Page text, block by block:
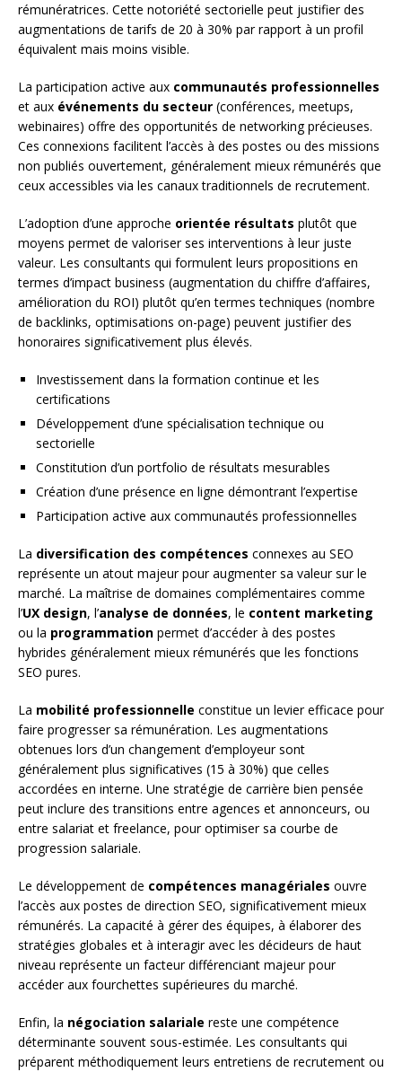
rémunératrices. Cette notoriété sectorielle peut justifier des
augmentations de tarifs de 20 à 30% par rapport à un profil
équivalent mais moins visible.
La participation active aux communautés professionnelles
et aux événements du secteur (conférences, meetups,
webinaires) offre des opportunités de networking précieuses.
Ces connexions facilitent l’accès à des postes ou des missions
non publiés ouvertement, généralement mieux rémunérés que
ceux accessibles via les canaux traditionnels de recrutement.
L’adoption d’une approche orientée résultats plutôt que
moyens permet de valoriser ses interventions à leur juste
valeur. Les consultants qui formulent leurs propositions en
termes d’impact business (augmentation du chiffre d’affaires,
amélioration du ROI) plutôt qu’en termes techniques (nombre
de backlinks, optimisations on-page) peuvent justifier des
honoraires significativement plus élevés.
Investissement dans la formation continue et les
certifications
Développement d’une spécialisation technique ou
sectorielle
Constitution d’un portfolio de résultats mesurables
Création d’une présence en ligne démontrant l’expertise
Participation active aux communautés professionnelles
La diversification des compétences connexes au SEO
représente un atout majeur pour augmenter sa valeur sur le
marché. La maîtrise de domaines complémentaires comme
l’UX design, l’analyse de données, le content marketing
ou la programmation permet d’accéder à des postes
hybrides généralement mieux rémunérés que les fonctions
SEO pures.
La mobilité professionnelle constitue un levier efficace pour
faire progresser sa rémunération. Les augmentations
obtenues lors d’un changement d’employeur sont
généralement plus significatives (15 à 30%) que celles
accordées en interne. Une stratégie de carrière bien pensée
peut inclure des transitions entre agences et annonceurs, ou
entre salariat et freelance, pour optimiser sa courbe de
progression salariale.
Le développement de compétences managériales ouvre
l’accès aux postes de direction SEO, significativement mieux
rémunérés. La capacité à gérer des équipes, à élaborer des
stratégies globales et à interagir avec les décideurs de haut
niveau représente un facteur différenciant majeur pour
accéder aux fourchettes supérieures du marché.
Enfin, la négociation salariale reste une compétence
déterminante souvent sous-estimée. Les consultants qui
préparent méthodiquement leurs entretiens de recrutement ou